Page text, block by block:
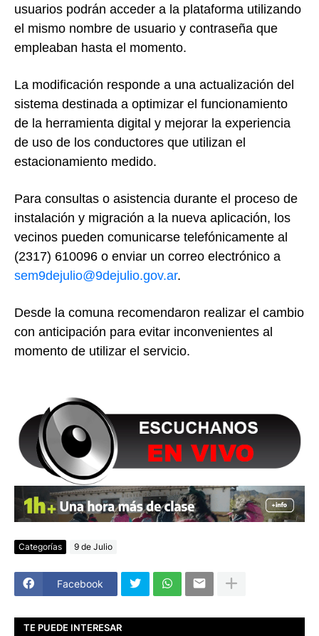
usuarios podrán acceder a la plataforma utilizando
el mismo nombre de usuario y contraseña que
empleaban hasta el momento.
La modificación responde a una actualización del
sistema destinada a optimizar el funcionamiento
de la herramienta digital y mejorar la experiencia
de uso de los conductores que utilizan el
estacionamiento medido.
Para consultas o asistencia durante el proceso de
instalación y migración a la nueva aplicación, los
vecinos pueden comunicarse telefónicamente al
(2317) 610096 o enviar un correo electrónico a
sem9dejulio@9dejulio.gov.ar.
Desde la comuna recomendaron realizar el cambio
con anticipación para evitar inconvenientes al
momento de utilizar el servicio.
Categorías 9 de Julio
Facebook
TE PUEDE INTERESAR